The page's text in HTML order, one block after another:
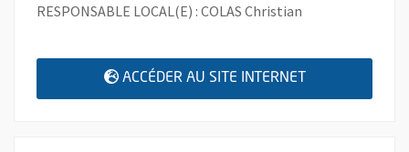
RESPONSABLE LOCAL(E) : COLAS Christian
ACCÉDER AU SITE INTERNET , OUVRE UNE